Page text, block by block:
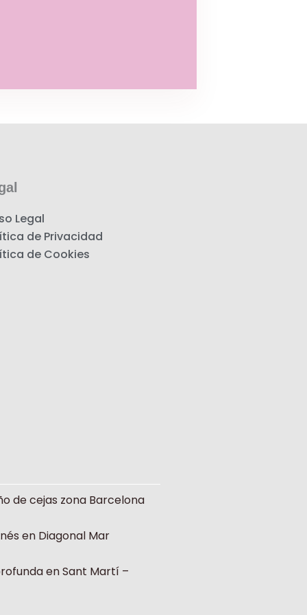
Legal
de Privacidad
de Cookies
de cejas zona Barcelona
en Diagonal Mar
en Sant Martí –